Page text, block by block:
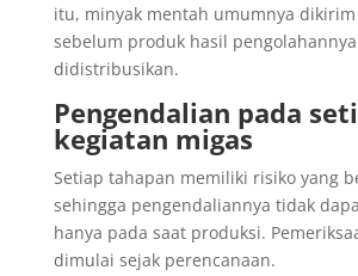
itu, minyak mentah umumnya
sebelum produk hasil pengolahannya
didistribusikan.
Pengendalian pada
kegiatan migas
Setiap tahapan memiliki risiko yang
sehingga pengendaliannya tidak
hanya pada saat produksi.
dimulai sejak perencanaan.